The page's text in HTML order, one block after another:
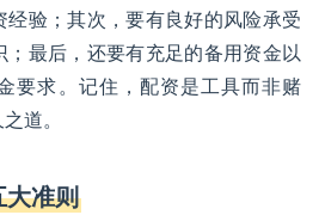
验；其次，要有良好的风险承受
最后，还要有充足的备用资金以
要求。记住，配资是工具而非赌
道。
准则